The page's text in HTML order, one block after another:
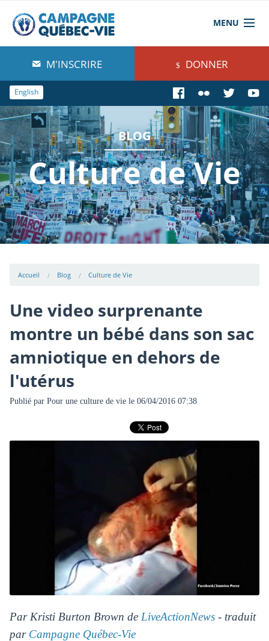
MENU
À propos de nous
Blog
Comprendre
Agir
Boutique
M'INSCRIRE DONNER
English
BLOG
Culture de Vie
Accueil Blog Culture de Vie
Une video surprenante
montre un bébé dans son sac
amniotique en dehors de
l'utérus
Publié par Pour une culture de viele 06/04/2016 07:38
Par Kristi Burton Brown de LiveActionNews- traduit
par Campagne Québec-Vie